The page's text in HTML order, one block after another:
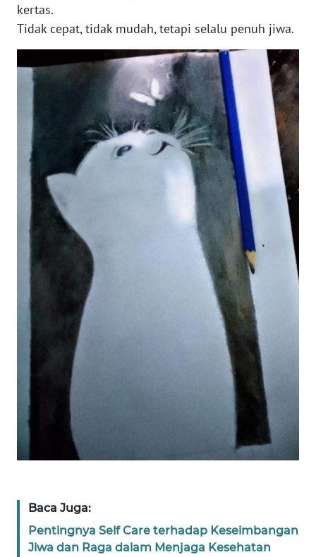
kertas.
Tidak cepat, tidak mudah, tetapi selalu penuh jiwa.
Baca Juga:
Pentingnya Self Care terhadap Keseimbangan
Jiwa dan Raga dalam Menjaga Kesehatan
RIAU
WN
SERAMBI
JAMBI
SULTRA
WN
WN
BENGKULU